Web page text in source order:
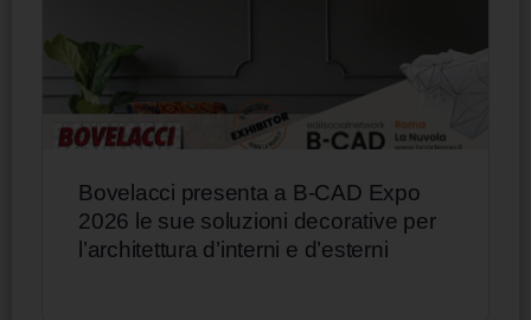
Bovelacci presenta a B-CAD Expo
2026 le sue soluzioni decorative per
l’architettura d’interni e d’esterni